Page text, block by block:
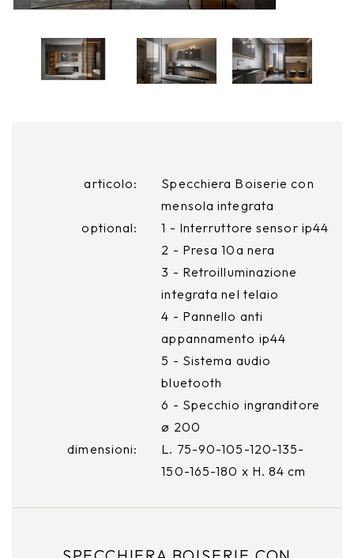
articolo:
Specchiera Boiserie con
mensola integrata
optional:
1 - Interruttore sensor ip44
2 - Presa 10a nera
3 - Retroilluminazione
integrata nel telaio
4 - Pannello anti
appannamento ip44
5 - Sistema audio
bluetooth
6 - Specchio ingranditore
ø 200
dimensioni:
L. 75-90-105-120-135-
150-165-180 x H. 84 cm